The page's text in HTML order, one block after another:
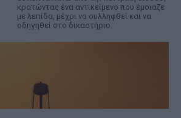
κρατώντας ένα αντικείμενο που έμοιαζε
με λεπίδα, μέχρι να συλληφθεί και να
οδηγηθεί στο δικαστήριο.